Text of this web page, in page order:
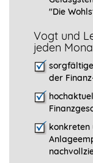
"Die
Vogt und
jeden
der
konkreten